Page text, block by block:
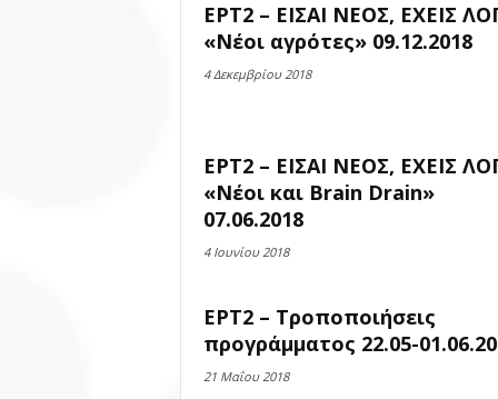
ΕΡΤ2 – ΕΙΣΑΙ ΝΕΟΣ, ΕΧΕΙΣ
«Νέοι αγρότες» 09.12.2018
4 Δεκεμβρίου 2018
ΕΡΤ2 – ΕΙΣΑΙ ΝΕΟΣ, ΕΧΕΙΣ
«Νέοι και Brain Drain»
07.06.2018
4 Ιουνίου 2018
ΕΡΤ2 – Τροποποιήσεις
προγράμματος 22.05-
21 Μαΐου 2018